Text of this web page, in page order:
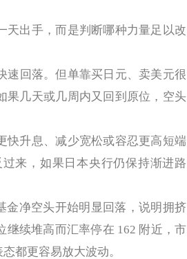
出手，而是判断哪种力量足以改
回落。但单靠买日元、卖美元很
果几天或几周内又回到原位，空头
升息、减少宽松或容忍更高短端
来，如果日本央行仍保持渐进路
净空头开始明显回落，说明拥挤
续堆高而汇率停在 162 附近，市
都更容易放大波动。